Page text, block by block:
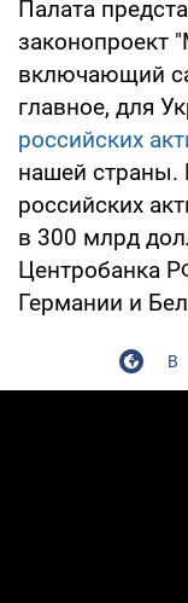
Палата
законопроект
включающий
главное, для
российских
нашей страны.
российских
в 300 млрд
Центробанка
Германии и